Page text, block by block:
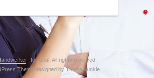
Regional. All rights reserved.
Themedesigned byTheme Junkie